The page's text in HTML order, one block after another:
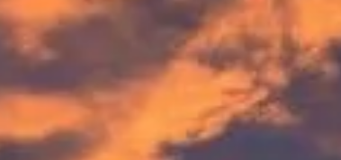
DanskDA
Ofte stillede spørgsmål
Praktiske svar om booking, timing, komfort, familie og foto.